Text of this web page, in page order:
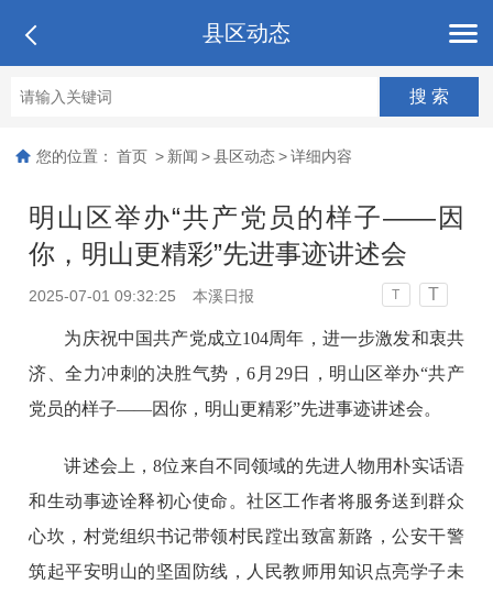
县区动态
您的位置： 首页 > 新闻 > 县区动态 > 详细内容
明山区举办“共产党员的样子——因
你，明山更精彩”先进事迹讲述会
2025-07-01 09:32:25 本溪日报 T T
为庆祝中国共产党成立104周年，进一步激发和衷共
济、全力冲刺的决胜气势，6月29日，明山区举办“共产
党员的样子——因你，明山更精彩”先进事迹讲述会。
讲述会上，8位来自不同领域的先进人物用朴实话语
和生动事迹诠释初心使命。社区工作者将服务送到群众
心坎，村党组织书记带领村民蹚出致富新路，公安干警
筑起平安明山的坚固防线，人民教师用知识点亮学子未